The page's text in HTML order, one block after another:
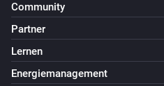
Community
Partner
Lernen
Energiemanagement